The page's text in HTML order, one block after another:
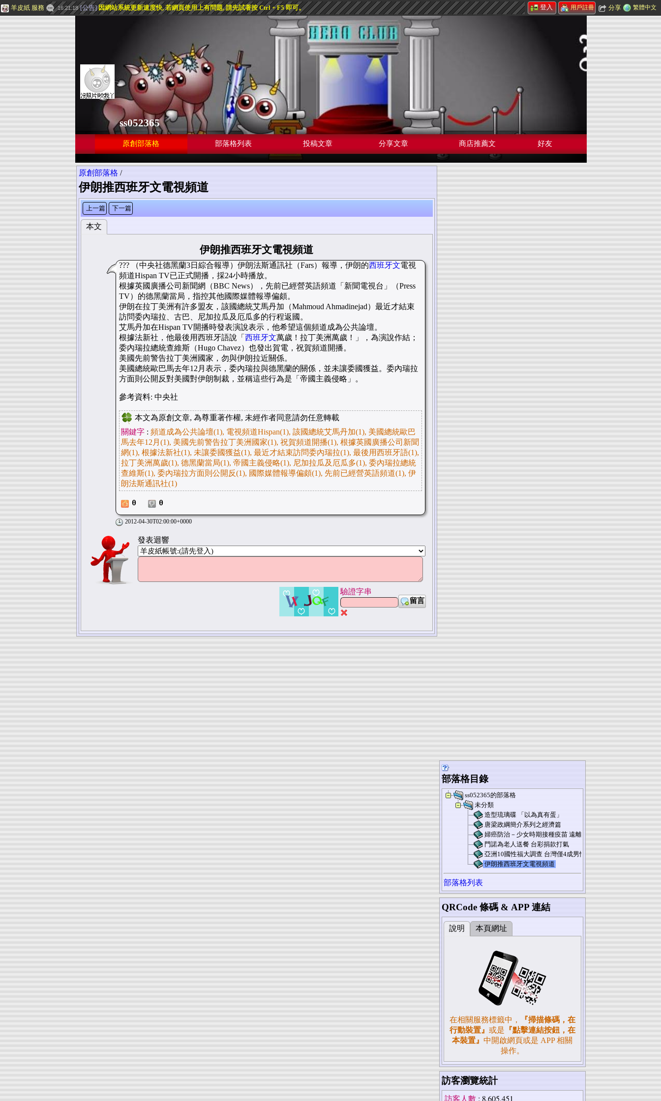
羊皮紙 服務 16:21:18 [公告]因網站系統更新速度快, 若網頁使用上有問題, 請先試著按 Ctrl + F5 即可。 登入 用戶註冊 分享 繁體中文
ss052365
原創部落格 部落格列表 投稿文章 分享文章 商店推薦文 好友
原創部落格 /
伊朗推西班牙文電視頻道
上一篇 下一篇
本文
伊朗推西班牙文電視頻道
??? （中央社德黑蘭3日綜合報導）伊朗法斯通訊社（Fars）報導，伊朗的西班牙文電視
頻道Hispan TV已正式開播，採24小時播放。
根據英國廣播公司新聞網（BBC News），先前已經營英語頻道「新聞電視台」（Press
TV）的德黑蘭當局，指控其他國際媒體報導偏頗。
伊朗在拉丁美洲有許多盟友，該國總統艾馬丹加（Mahmoud Ahmadinejad）最近才結束
訪問委內瑞拉、古巴、尼加拉瓜及厄瓜多的行程返國。
艾馬丹加在Hispan TV開播時發表演說表示，他希望這個頻道成為公共論壇。
根據法新社，他最後用西班牙語說「 西班牙文萬歲！拉丁美洲萬歲！」，為演說作結；
委內瑞拉總統查維斯（Hugo Chavez）也發出賀電，祝賀頻道開播。
美國先前警告拉丁美洲國家，勿與伊朗拉近關係。
美國總統歐巴馬去年12月表示，委內瑞拉與德黑蘭的關係，並未讓委國獲益。委內瑞拉
方面則公開反對美國對伊朗制裁，並稱這些行為是「帝國主義侵略」。
參考資料: 中央社
本文為原創文章, 為尊重著作權, 未經作者同意請勿任意轉載
關鍵字: 頻道成為公共論壇(1), 電視頻道Hispan(1), 該國總統艾馬丹加(1), 美國總統歐巴
馬去年12月(1), 美國先前警告拉丁美洲國家(1), 祝賀頻道開播(1), 根據英國廣播公司新聞
網(1), 根據法新社(1), 未讓委國獲益(1), 最近才結束訪問委內瑞拉(1), 最後用西班牙語(1),
拉丁美洲萬歲(1), 德黑蘭當局(1), 帝國主義侵略(1), 尼加拉瓜及厄瓜多(1), 委內瑞拉總統
查維斯(1), 委內瑞拉方面則公開反(1), 國際媒體報導偏頗(1), 先前已經營英語頻道(1), 伊
朗法斯通訊社(1)
0 0
2012-04-30T02:00:00+0000
發表迴響
驗證字串
留言
部落格目錄
ss052365的部落格
未分類
造型琉璃碟 「以為真有蛋」
唐梁政綱簡介系列之經濟篇
婦癌防治－少女時期接種疫苗 遠離子宮頸癌
門諾為老人送餐 台彩捐款打氣
亞洲10國性福大調查 台灣僅4成男性自認「硬漢」排名第7
伊朗推西班牙文電視頻道
部落格列表
QRCode 條碼 & APP 連結
說明 本頁網址
在相關服務標籤中，
『掃描條碼，在
行動裝置』 或是 『點擊連結按鈕，在
本裝置』 中開啟網頁或是 APP 相關
操作。
訪客瀏覽統計
訪客人數 : 8,605,451